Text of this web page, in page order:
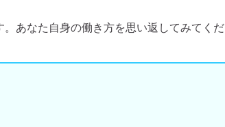
あなた自身の働き方を思い返してみてくだ